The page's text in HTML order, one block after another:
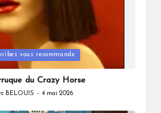
vous recommande
du Crazy Horse
BELOUIS 4 mai 2026